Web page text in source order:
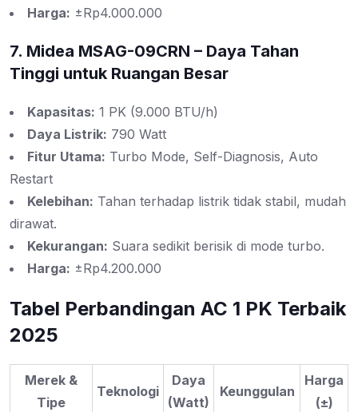
Harga: ±Rp4.000.000
7. Midea MSAG-09CRN – Daya Tahan
Tinggi untuk Ruangan Besar
Kapasitas: 1 PK (9.000 BTU/h)
Daya Listrik: 790 Watt
Fitur Utama: Turbo Mode, Self-Diagnosis, Auto
Restart
Kelebihan: Tahan terhadap listrik tidak stabil, mudah
dirawat.
Kekurangan: Suara sedikit berisik di mode turbo.
Harga: ±Rp4.200.000
Tabel Perbandingan AC 1 PK Terbaik
2025
Merek &
Tipe
Teknologi
Daya
(Watt)
Keunggulan
Harga
(±)